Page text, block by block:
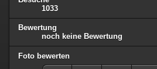
1033
Bewertung
noch keine Bewertung
Foto bewerten